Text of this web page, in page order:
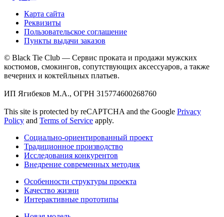
Карта сайта
Реквизиты
Пользовательское соглашение
Пункты выдачи заказов
© Black Tie Club — Сервис проката и продажи мужских
костюмов, смокингов, сопутствующих аксессуаров, а также
вечерних и коктейльных платьев.
ИП Ягибеков М.А., ОГРН 315774600268760
This site is protected by reCAPTCHA and the Google Privacy
Policy and Terms of Service apply.
Социально-ориентированный проект
Традиционное производство
Исследования конкурентов
Внедрение современных методик
Особенности структуры проекта
Качество жизни
Интерактивные прототипы